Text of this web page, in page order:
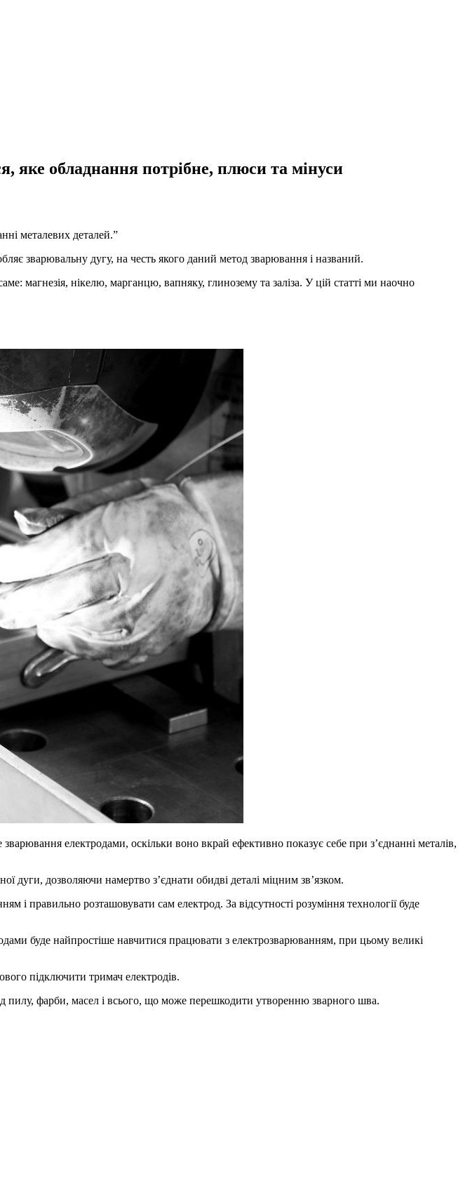
яке обладнання потрібне, плюси та мінуси
металевих деталей.”
зварювальну дугу, на честь якого даний метод зварювання і названий.
магнезія, нікелю, марганцю, вапняку, глинозему та заліза. У цій статті ми наочно
електродами, оскільки воно вкрай ефективно показує себе при з’єднанні металів,
дозволяючи намертво з’єднати обидві деталі міцним зв’язком.
і правильно розташовувати сам електрод. За відсутності розуміння технології буде
буде найпростіше навчитися працювати з електрозварюванням, при цьому великі
підключити тримач електродів.
пилу, фарби, масел і всього, що може перешкодити утворенню зварного шва.